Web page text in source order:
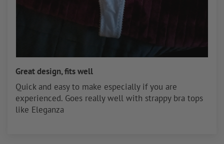
Great design, fits well
Quick and easy to make especially if you are
experienced. Goes really well with strappy bra tops
like Eleganza